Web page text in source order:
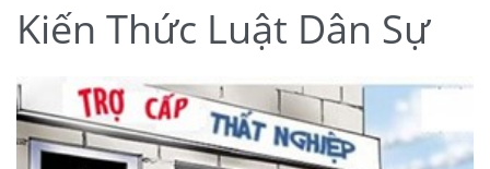
Kiến Thức Luật Dân Sự